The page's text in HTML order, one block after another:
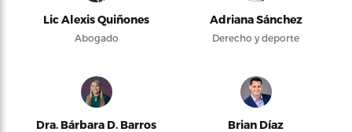
Lic Alexis Quiñones
Abogado
Adriana Sánchez
Derecho y deporte
Dra. Bárbara D. Barros Brian Díaz